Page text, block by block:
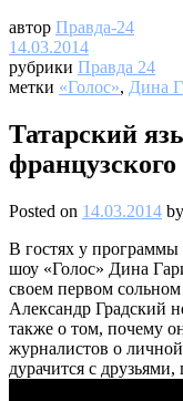
автор Правда-24
14.03.2014
рубрики Правда 24
метки «Голос», Дина
Татарский
французского
Posted on 14.03.2014 by
В гостях у
шоу «Голос» Дина
своем первом
Александр Градский
также о том, почему
журналистов о
дурачится с